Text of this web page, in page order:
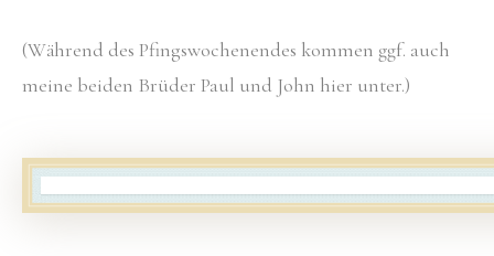
(Während des Pfingswochenendes kommen ggf. auch
meine beiden Brüder Paul und John hier unter.)